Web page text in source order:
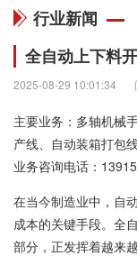
行业新闻
全自动上下料
2025-08-29 10:01:34
主要业务：多轴机械
产线、自动装箱打包线
业务咨询电话：
在当今制造业中，自
成本的关键手段。全
部分，正发挥着越来